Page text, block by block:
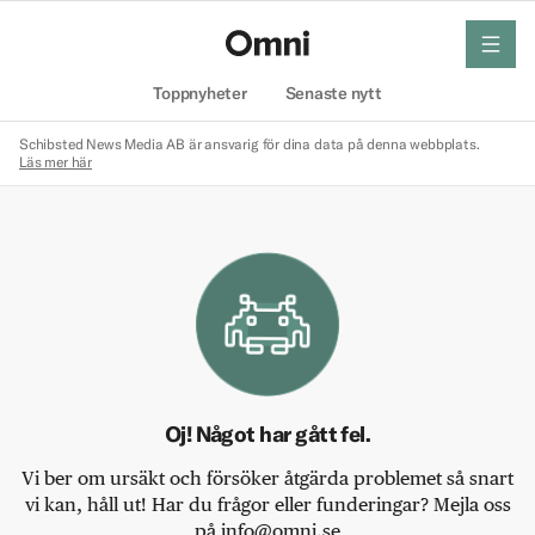
Toppnyheter Senaste nytt
meny
Schibsted News Media AB är ansvarig för dina data på denna webbplats.
Läs mer här
Oj! Något har gått fel.
Vi ber om ursäkt och försöker åtgärda problemet så snart
vi kan, håll ut! Har du frågor eller funderingar? Mejla oss